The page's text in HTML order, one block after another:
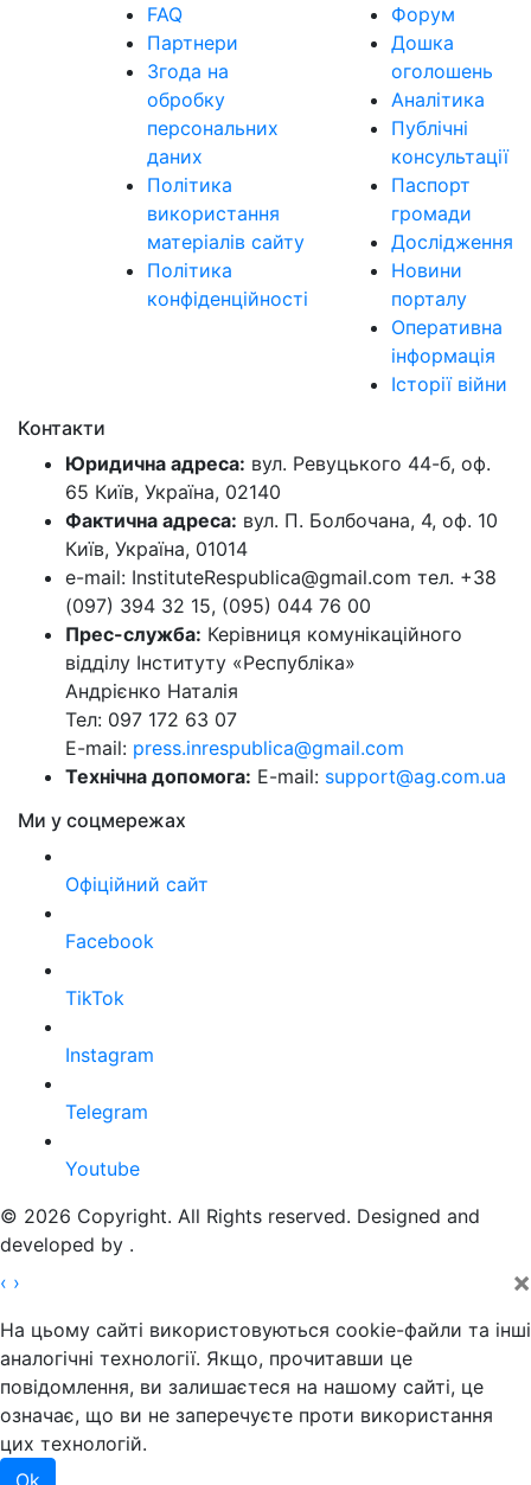
FAQ
Партнери
Згода на
обробку
персональних
даних
Політика
використання
матеріалів сайту
Політика
конфіденційності
Форум
Дошка
оголошень
Аналітика
Публічні
консультації
Паспорт
громади
Дослідження
Новини
порталу
Оперативна
інформація
Історії війни
Контакти
Юридична адреса: вул. Ревуцького 44-б, оф.
65 Київ, Україна, 02140
Фактична адреса: вул. П. Болбочана, 4, оф. 10
Київ, Україна, 01014
e-mail: InstituteRespublica@gmail.com тел. +38
(097) 394 32 15, (095) 044 76 00
Прес-служба: Керівниця комунікаційного
відділу Інституту «Республіка»
Андрієнко Наталія
Тел: 097 172 63 07
E-mail: press.inrespublica@gmail.com
Технічна допомога: E-mail: support@ag.com.ua
Ми у соцмережах
Офіційний сайт
Facebook
TikTok
Instagram
Telegram
Youtube
© 2026 Copyright. All Rights reserved. Designed and
developed by .
‹ › ×
На цьому сайті використовуються cookie-файли та інші
аналогічні технології. Якщо, прочитавши це
повідомлення, ви залишаєтеся на нашому сайті, це
означає, що ви не заперечуєте проти використання
цих технологій.
Ok